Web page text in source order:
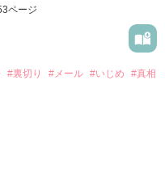
緒に人生を･････
くことになる･･････
ない。
ページ
#裏切り #メール #いじめ
#真相
ルサナイ・・・。